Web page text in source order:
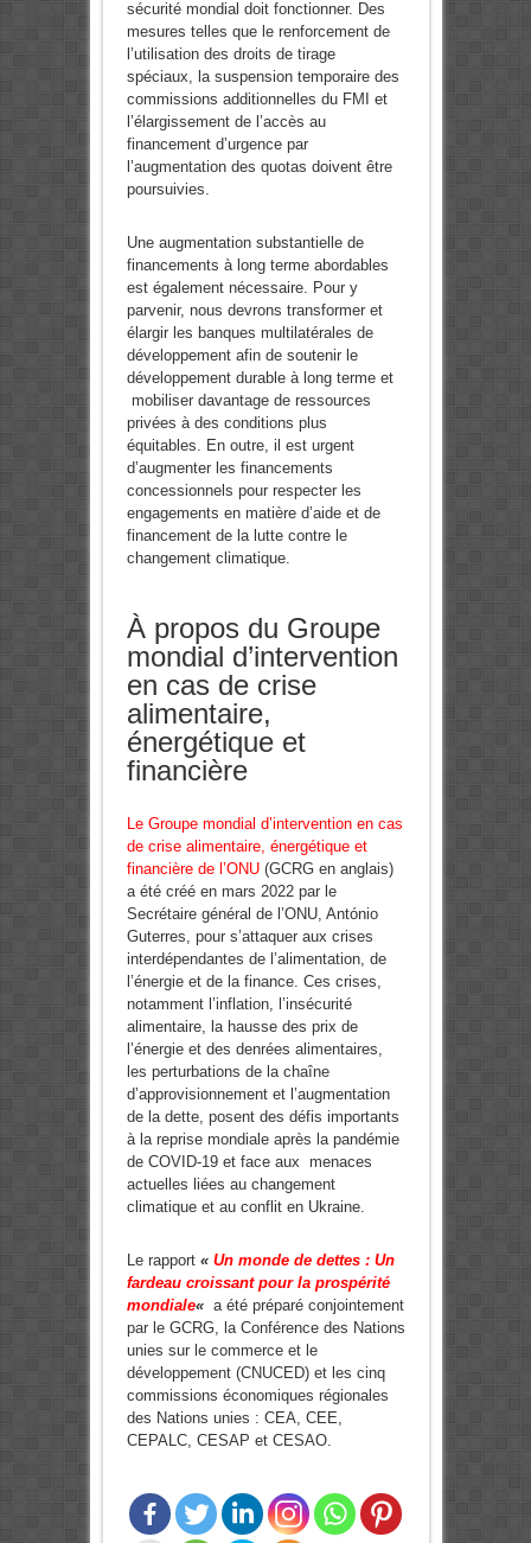
sécurité mondial doit fonctionner. Des
mesures telles que le renforcement de
l’utilisation des droits de tirage
spéciaux, la suspension temporaire des
commissions additionnelles du FMI et
l’élargissement de l’accès au
financement d’urgence par
l’augmentation des quotas doivent être
poursuivies.
Une augmentation substantielle de
financements à long terme abordables
est également nécessaire. Pour y
parvenir, nous devrons transformer et
élargir les banques multilatérales de
développement afin de soutenir le
développement durable à long terme et
mobiliser davantage de ressources
privées à des conditions plus
équitables. En outre, il est urgent
d’augmenter les financements
concessionnels pour respecter les
engagements en matière d’aide et de
financement de la lutte contre le
changement climatique.
À propos du Groupe
mondial d’intervention
en cas de crise
alimentaire,
énergétique et
financière
Le Groupe mondial d’intervention en cas
de crise alimentaire, énergétique et
financière de l’ONU(GCRG en anglais)
a été créé en mars 2022 par le
Secrétaire général de l’ONU, António
Guterres, pour s’attaquer aux crises
interdépendantes de l’alimentation, de
l’énergie et de la finance. Ces crises,
notamment l’inflation, l’insécurité
alimentaire, la hausse des prix de
l’énergie et des denrées alimentaires,
les perturbations de la chaîne
d’approvisionnement et l’augmentation
de la dette, posent des défis importants
à la reprise mondiale après la pandémie
de COVID-19 et face aux menaces
actuelles liées au changement
climatique et au conflit en Ukraine.
Le rapport « Un monde de dettes : Un
fardeau croissant pour la prospérité
mondiale« a été préparé conjointement
par le GCRG, la Conférence des Nations
unies sur le commerce et le
développement (CNUCED) et les cinq
commissions économiques régionales
des Nations unies : CEA, CEE,
CEPALC, CESAP et CESAO.